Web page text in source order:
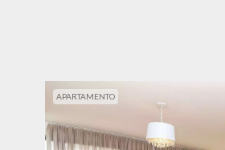
APARTAMENTO